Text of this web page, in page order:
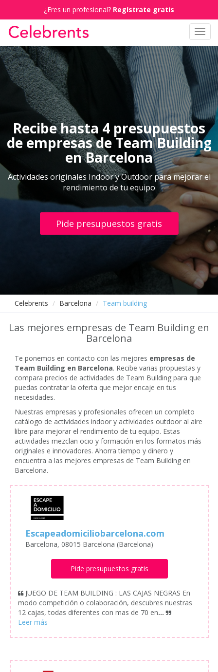
¿Eres un profesional? Regístrate gratis
Recibe hasta 4 presupuestos
de empresas de Team Building
en Barcelona
Actividades originales Indoor y Outdoor para mejorar el
rendimiento de tu equipo
Pide presupuestos gratis
Celebrents Barcelona Team building
Las mejores empresas de Team Building en
Barcelona
Te ponemos en contacto con las mejores empresas de
Team Building en Barcelona. Recibe varias propuestas y
compara precios de actividades de Team Building para que
puedas contratar la oferta que mejor encaje en tus
necesidades.
Nuestras empresas y profesionales ofrecen un completo
catálogo de actividades indoor y actividades outdoor al aire
libre para mejorar el rendimiento de tu equipo. Estas
actividades mezclan ocio y formación en los formatos más
originales e innovadores. Ahorra tiempo y dinero y
encuentra a las mejores empresas de Team Building en
Barcelona.
Escapeadomiciliobarcelona.com
Barcelona, 08015 Barcelona (Barcelona)
Pide presupuestos gratis
JUEGO DE TEAM BUILDING : LAS CAJAS NEGRAS En
modo competición o colaboración, descubres nuestras
12 cajas, todas diferentes con mas de 70 en...